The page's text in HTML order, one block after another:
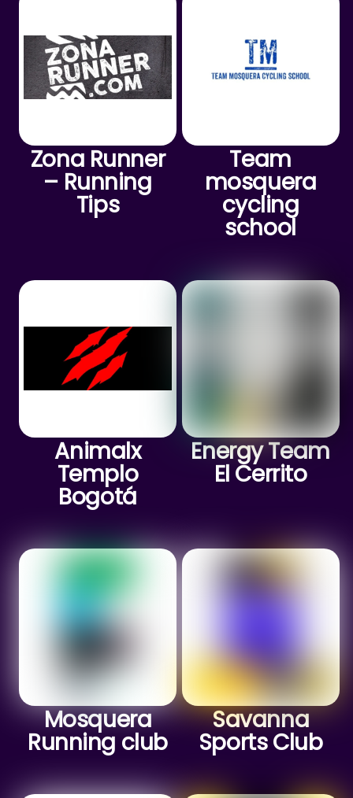
Zona Runner
– Running
Tips
Team
mosquera
cycling
school
Animalx
Templo
Bogotá
Energy Team
El Cerrito
Mosquera
Running club
Savanna
Sports Club